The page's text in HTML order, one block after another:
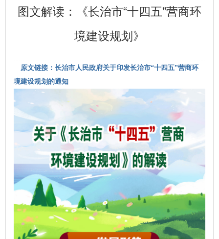
图文解读：《长治市“十四五”营商环
境建设规划》
原文链接：长治市人民政府关于印发长治市“十四五”营商环
境建设规划的通知